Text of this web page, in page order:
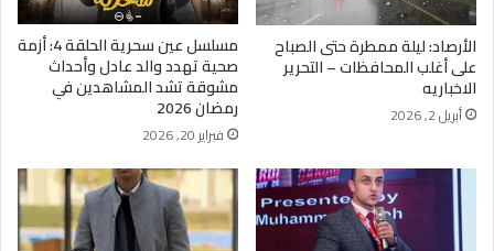
الأرصاد: ليلة ممطرة حتى الصباح
على أغلب المحافظات – التحرير
الاخباريه
أبريل 2, 2026
مسلسل عين سحرية الحلقة 4: أزمة
صحية تهدد والد عادل وأحداث
مشوقة تشد المشاهدين في
رمضان 2026
فبراير 20, 2026